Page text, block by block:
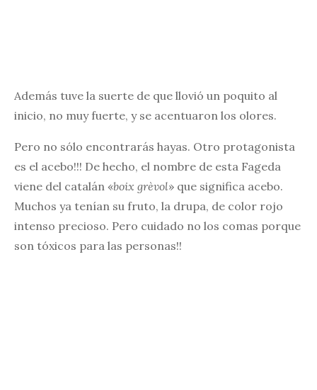
Además tuve la suerte de que llovió un poquito al
inicio, no muy fuerte, y se acentuaron los olores.
Pero no sólo encontrarás hayas. Otro protagonista
es el acebo!!! De hecho, el nombre de esta Fageda
viene del catalán «boix grèvol» que significa acebo.
Muchos ya tenían su fruto, la drupa, de color rojo
intenso precioso. Pero cuidado no los comas porque
son tóxicos para las personas!!